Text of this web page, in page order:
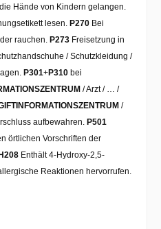
Hände von Kindern gelangen.
lesen. P270 Bei
rauchen. P273 Freisetzung in
/ Schutzkleidung /
P301+P310 bei
/ Arzt / … /
/
aufbewahren. P501
örtlichen Vorschriften der
Enthält 4-Hydroxy-2,5-
Reaktionen hervorrufen.